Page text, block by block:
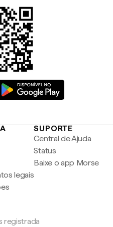
legais
SUPORTE
Central de Ajuda
Status
Baixe o app Morse
registrada